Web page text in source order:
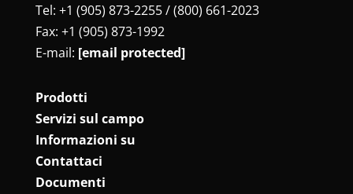
Tel: +1 (905) 873-2255 / (800) 661-2023
Fax: +1 (905) 873-1992
E-mail: [email protected]
Prodotti
Servizi sul campo
Informazioni su
Contattaci
Documenti